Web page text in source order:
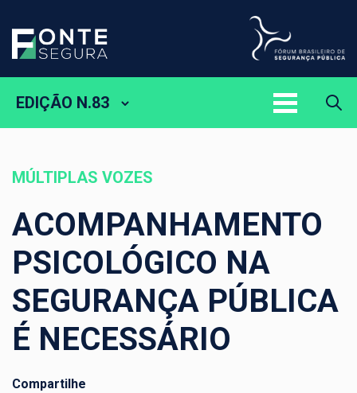
EDIÇÃO N.83
MÚLTIPLAS VOZES
ACOMPANHAMENTO
PSICOLÓGICO NA
SEGURANÇA PÚBLICA
É NECESSÁRIO
Compartilhe